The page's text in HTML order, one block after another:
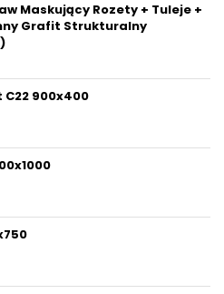
Maskujący Rozety + Tuleje +
Grafit Strukturalny
900x400